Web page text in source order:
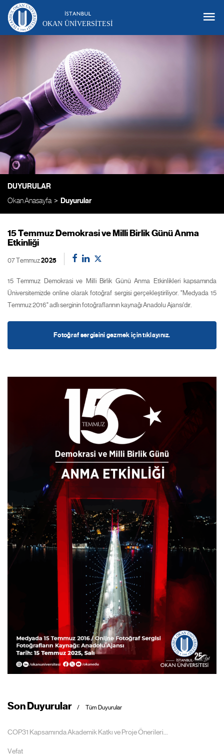
OKAN ÜNIVERSITESI
DUYURULAR
Okan Anasayfa Duyurular
15 Temmuz Demokrasi ve Milli Birlik Günü Anma
Etkinliği
07 Temmuz2025
15 Temmuz Demokrasi ve Milli Birlik Günü Anma Etkinlikleri kapsamında
Üniversitemizde online olarak fotoğraf sergisi gerçekleştiriliyor. "Medyada 15
Temmuz 2016" adlı serginin fotoğraflarının kaynağı Anadolu Ajansı'dır.
Fotoğraf sergisini gezmek için tıklayınız.
Son Duyurular Tüm Duyurular
COP31 Kapsamında Akademik Katkı ve Proje Önerileri...
Vefat